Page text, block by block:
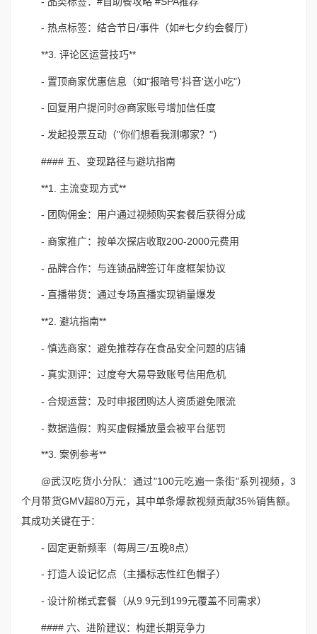
- 热点标签：结合节日/事件（如#七夕约会餐厅）
**3. 评论区运营技巧**
- 置顶商家优惠信息（如"报暗号'抖音'送小吃"）
- 回复用户提问时@商家账号增加信任度
- 发起投票互动（"你们想看我测哪家？"）
#### 五、变现路径与避坑指南
**1. 主流变现方式**
- 团购佣金：用户通过视频购买套餐后获得分成
- 商家推广：按单次探店收取200-2000元费用
- 品牌合作：与连锁品牌签订年度框架协议
- 直播带货：通过专场直播实现销量爆发
**2. 避坑指南**
- 慎选商家：避免推荐存在食品安全问题的店铺
- 真实测评：过度夸大易导致账号信用危机
- 合规运营：及时申报团购达人资质避免限流
- 数据造假：购买虚假播放量会被平台惩罚
**3. 案例参考**
@武汉吃货小分队：通过"100元吃遍一条街"系列视频，3
个月带货GMV超80万元，其中单条爆款视频贡献35%销售额。
其成功关键在于：
- 固定更新频率（每周三/五晚8点）
- 打造人设记忆点（主播标志性红色帽子）
- 设计阶梯式套餐（从9.9元到199元覆盖不同需求）
#### 六、进阶建议：构建长期竞争力